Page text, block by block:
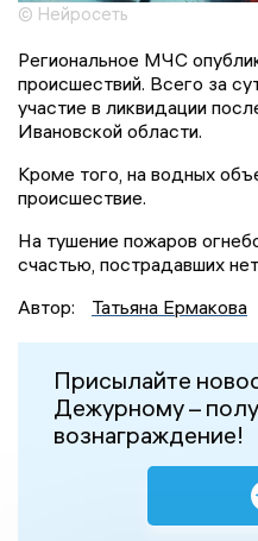
© Нейросеть
Региональное МЧС
происшествий. Всего за
участие в ликвидации
Ивановской области.
Кроме того, на водных
происшествие.
На тушение пожаров
счастью, пострадавших
Автор:
Татьяна Ермакова
Присылайте
Дежурному –
вознаграждение!